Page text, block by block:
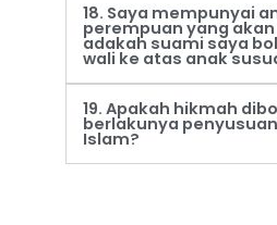
18. Saya mempunyai
perempuan yang
adakah suami saya
wali ke atas anak
19. Apakah hikmah
berlakunya
Islam?